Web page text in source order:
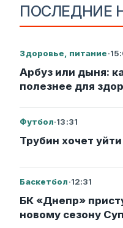
ПОСЛЕДНИЕ
Здоровье, питание·
Арбуз или дыня:
полезнее для
Футбол·13:31
Трубин хочет
Баскетбол·12:31
БК «Днепр»
новому сезону